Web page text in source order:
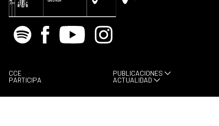
Spotify Facebook
Youtube Instagram
CCE
PARTICIPA
PUBLICACIONES
ACTUALIDAD